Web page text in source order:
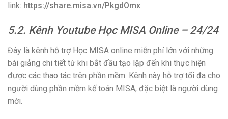
link: https://share.misa.vn/PkgdOmx
5.2. Kênh Youtube Học MISA Online – 24/24
Đây là kênh hỗ trợ Học MISA online miễn phí lớn với những
bài giảng chi tiết từ khi bắt đầu tạo lập đến khi thực hiện
được các thao tác trên phần mềm. Kênh này hỗ trợ tối đa cho
người dùng phần mềm kế toán MISA, đặc biệt là người dùng
mới.